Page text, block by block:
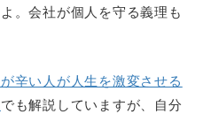
。会社が個人を守る義理も
辛い人が人生を激変させる
でも解説していますが、自分